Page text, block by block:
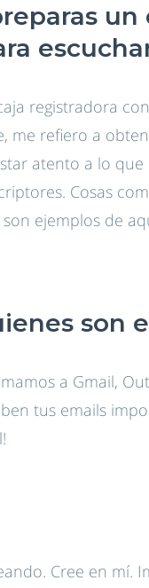
un
registradora
me refiero a
atento a lo que
Cosas
ejemplos de
son
a Gmail,
tus emails
Cree en mí.